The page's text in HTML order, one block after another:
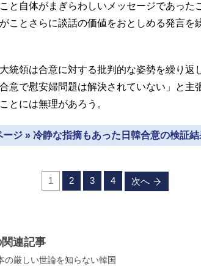
と自体がまぎらわしいメッセージであった
ことさらに談話の価値をおとしめる発言を
統領は合意に対する批判的な姿勢を繰り返
意で慰安婦問題は解決されていない」と主
とには無理があろう。
ージ » 冷静な指摘もあった日韓合意の検証結
1 2 3 4 次へ
連記事
の厳しい世論を知らない韓国